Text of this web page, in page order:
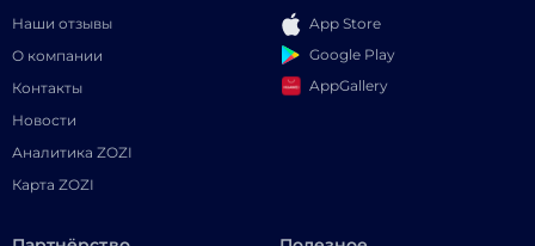
Наши отзывы
О компании
Контакты
Новости
Аналитика ZOZI
Карта ZOZI
App Store
Google Play
AppGallery